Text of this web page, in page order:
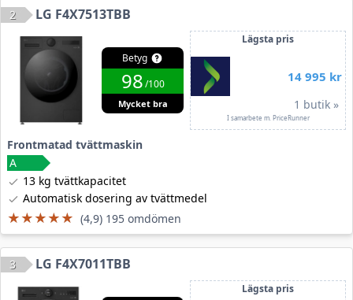
2 LG F4X7513TBB
Betyg
98/100
Mycket bra
Lägsta pris
14 995 kr
1 butik »
I samarbete m. PriceRunner
Frontmatad tvättmaskin
13 kg tvättkapacitet
Automatisk dosering av tvättmedel
★★★★★
★★★★★ (4,9) 195 omdömen
3 LG F4X7011TBB
Lägsta pris